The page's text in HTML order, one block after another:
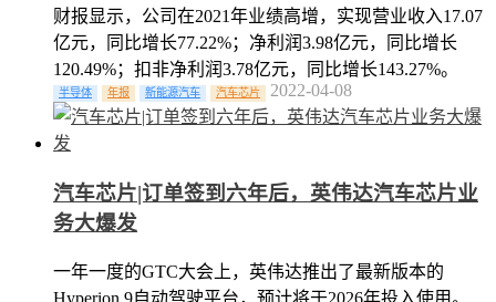
财报显示，公司在2021年业绩高增，实现营业收入17.07
亿元，同比增长77.22%；净利润3.98亿元，同比增长
120.49%；扣非净利润3.78亿元，同比增长143.27%。
半导体 年报 新能源汽车 汽车芯片 2022-04-08
汽车芯片|订单签到六年后，英伟达汽车芯片业
务大爆发
一年一度的GTC大会上，英伟达推出了最新版本的
Hyperion 9自动驾驶平台，预计将于2026年投入使用。